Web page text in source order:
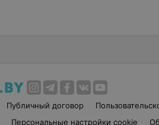
Публичный договор
Персональные настройки cookie